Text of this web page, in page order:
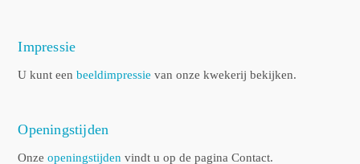
Impressie
U kunt eenbeeldimpressie van onze kwekerij bekijken.
Openingstijden
Onzeopeningstijden vindt u op de pagina Contact.